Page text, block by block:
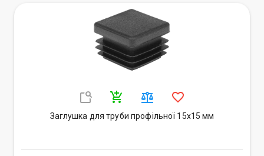
Заглушка для труби профільної 15х15 мм